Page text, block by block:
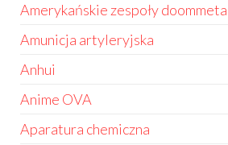
Amerykańskie zespoły
Amunicja artyleryjska
Anhui
Anime OVA
Aparatura chemiczna